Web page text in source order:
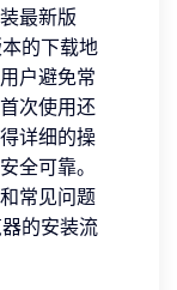
最新版
的下载地
户避免常
次使用还
详细的操
全可靠。
常见问题
的安装流